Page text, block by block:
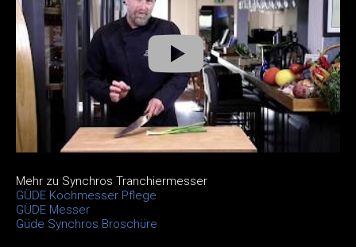
Mehr zu Synchros Tranchiermesser
GÜDE Kochmesser Pflege
GÜDE Messer
Güde Synchros Broschüre